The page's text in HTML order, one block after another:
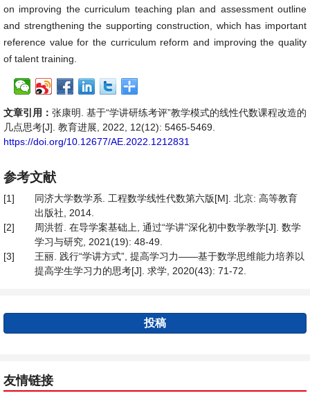
on improving the curriculum teaching plan and assessment outline
and strengthening the supporting construction, which has important
reference value for the curriculum reform and improving the quality
of talent training.
文章引用： 张康明. 基于“学讲研练考评”教学模式的线性代数课程改造的
几点思考[J]. 教育进展, 2022, 12(12): 5465-5469.
https://doi.org/10.12677/AE.2022.1212831
参考文献
[1]
同济大学数学系. 工程数学线性代数第六版[M]. 北京: 高等教育
出版社, 2014.
[2]
周洪哲. 在导学案基础上, 通过“学讲”深化初中数学教学[J]. 数学
学习与研究, 2021(19): 48-49.
[3]
王丽. 践行“学讲方式”, 提高学习力——基于数学思维能力培养以
提高学生学习力的思考[J]. 求学, 2020(43): 71-72.
投稿
友情链接